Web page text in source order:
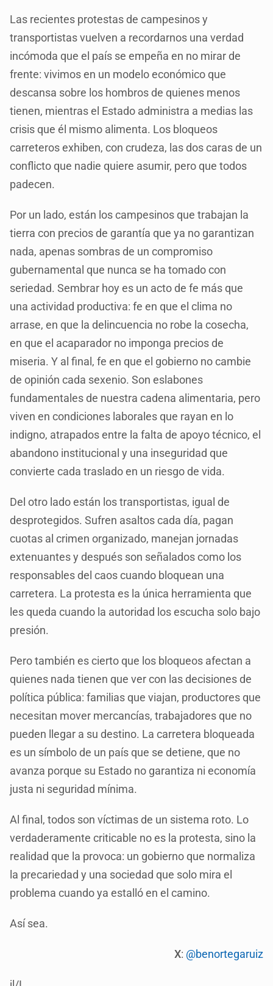
Las recientes protestas de campesinos y
transportistas vuelven a recordarnos una verdad
incómoda que el país se empeña en no mirar de
frente: vivimos en un modelo económico que
descansa sobre los hombros de quienes menos
tienen, mientras el Estado administra a medias las
crisis que él mismo alimenta. Los bloqueos
carreteros exhiben, con crudeza, las dos caras de un
conflicto que nadie quiere asumir, pero que todos
padecen.
Por un lado, están los campesinos que trabajan la
tierra con precios de garantía que ya no garantizan
nada, apenas sombras de un compromiso
gubernamental que nunca se ha tomado con
seriedad. Sembrar hoy es un acto de fe más que
una actividad productiva: fe en que el clima no
arrase, en que la delincuencia no robe la cosecha,
en que el acaparador no imponga precios de
miseria. Y al final, fe en que el gobierno no cambie
de opinión cada sexenio. Son eslabones
fundamentales de nuestra cadena alimentaria, pero
viven en condiciones laborales que rayan en lo
indigno, atrapados entre la falta de apoyo técnico, el
abandono institucional y una inseguridad que
convierte cada traslado en un riesgo de vida.
Del otro lado están los transportistas, igual de
desprotegidos. Sufren asaltos cada día, pagan
cuotas al crimen organizado, manejan jornadas
extenuantes y después son señalados como los
responsables del caos cuando bloquean una
carretera. La protesta es la única herramienta que
les queda cuando la autoridad los escucha solo bajo
presión.
Pero también es cierto que los bloqueos afectan a
quienes nada tienen que ver con las decisiones de
política pública: familias que viajan, productores que
necesitan mover mercancías, trabajadores que no
pueden llegar a su destino. La carretera bloqueada
es un símbolo de un país que se detiene, que no
avanza porque su Estado no garantiza ni economía
justa ni seguridad mínima.
Al final, todos son víctimas de un sistema roto. Lo
verdaderamente criticable no es la protesta, sino la
realidad que la provoca: un gobierno que normaliza
la precariedad y una sociedad que solo mira el
problema cuando ya estalló en el camino.
Así sea.
X: @benortegaruiz